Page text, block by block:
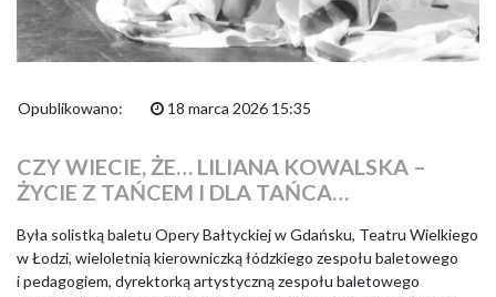
Opublikowano: 18 marca 2026 15:35
CZY WIECIE, ŻE… LILIANA KOWALSKA –
ŻYCIE Z TAŃCEM I DLA TAŃCA…
Była solistką baletu Opery Bałtyckiej w Gdańsku, Teatru Wielkiego
w Łodzi, wieloletnią kierowniczką łódzkiego zespołu baletowego
i pedagogiem, dyrektorką artystyczną zespołu baletowego